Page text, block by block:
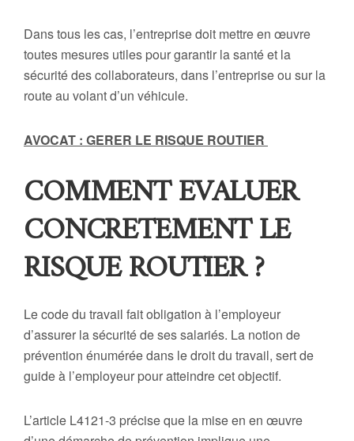
Dans tous les cas, l’entreprise doit mettre en œuvre
toutes mesures utiles pour garantir la santé et la
sécurité des collaborateurs, dans l’entreprise ou sur la
route au volant d’un véhicule.
AVOCAT : GERER LE RISQUE ROUTIER
COMMENT EVALUER
CONCRETEMENT LE
RISQUE ROUTIER ?
Le code du travail fait obligation à l’employeur
d’assurer la sécurité de ses salariés. La notion de
prévention énumérée dans le droit du travail, sert de
guide à l’employeur pour atteindre cet objectif.
L’article L4121-3 précise que la mise en en œuvre